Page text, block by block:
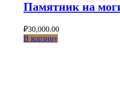
Памятник на
₽30,000.00
В корзину